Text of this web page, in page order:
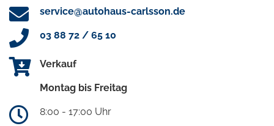
service@autohaus-carlsson.de
03 88 72 / 65 10
Verkauf
Montag bis Freitag
8:00 - 17:00 Uhr